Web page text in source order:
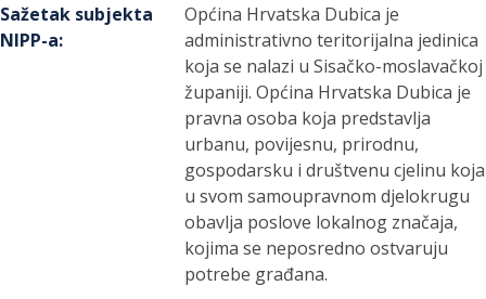
Sažetak subjekta
NIPP-a:
Općina Hrvatska Dubica je
administrativno teritorijalna jedinica
koja se nalazi u Sisačko-moslavačkoj
županiji. Općina Hrvatska Dubica je
pravna osoba koja predstavlja
urbanu, povijesnu, prirodnu,
gospodarsku i društvenu cjelinu koja
u svom samoupravnom djelokrugu
obavlja poslove lokalnog značaja,
kojima se neposredno ostvaruju
potrebe građana.